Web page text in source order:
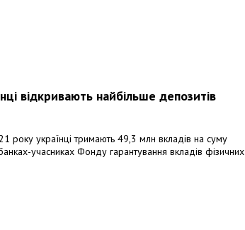
відкривають найбільше депозитів
року українці тримають 49,3 млн вкладів на суму
учасниках Фонду гарантування вкладів фізичних